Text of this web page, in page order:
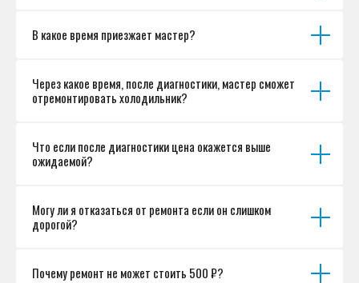
В какое время приезжает мастер?
Через какое время, после диагностики, мастер сможет
отремонтировать холодильник?
Что если после диагностики цена окажется выше
ожидаемой?
Могу ли я отказаться от ремонта если он слишком
дорогой?
Почему ремонт не может стоить 500 ₽?